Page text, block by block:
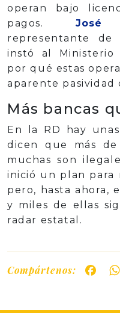
operan bajo
pagos. José
representante de
instó al Ministerio
por qué estas
aparente pasividad
Más bancas
En la RD hay
dicen que más
muchas son
inició un plan para
pero, hasta ahora,
y miles de ellas
radar estatal.
Compártenos: